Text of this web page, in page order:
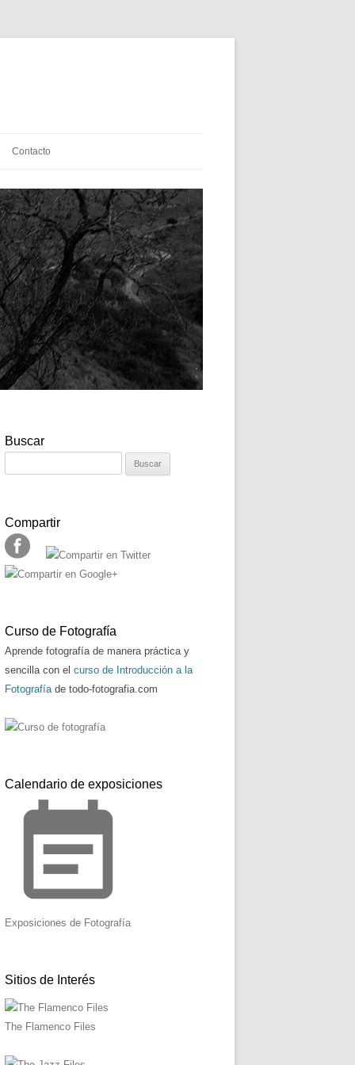
Contacto
Buscar
Compartir
Curso de Fotografía
Aprende fotografía de manera práctica y
sencilla con el curso de Introducción a la
Fotografíade todo-fotografia.com
Calendario de exposiciones
event_note
Exposiciones de Fotografía
Sitios de Interés
The Flamenco Files